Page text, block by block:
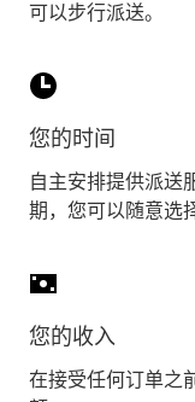
可以步行派送。
您的时间
自主安排提供派送
期，您可以随意选
您的收入
在接受任何订单之